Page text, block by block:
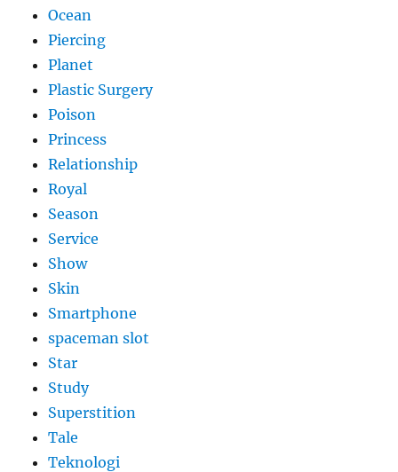
Ocean
Piercing
Planet
Plastic Surgery
Poison
Princess
Relationship
Royal
Season
Service
Show
Skin
Smartphone
spaceman slot
Star
Study
Superstition
Tale
Teknologi